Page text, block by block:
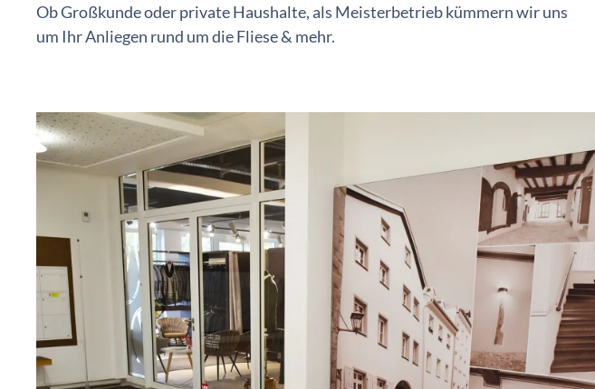
Ob Großkunde oder private Haushalte, als Meisterbetrieb kümmern wir uns
um Ihr Anliegen rund um die Fliese & mehr.